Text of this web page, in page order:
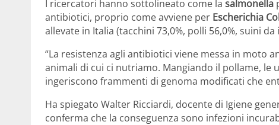
I ricercatori hanno sottolineato come la salmonella
antibiotici, proprio come avviene per Escherichia
allevate in Italia (tacchini 73,0%, polli 56,0%, suini da
“La resistenza agli antibiotici viene messa in moto
animali di cui ci nutriamo. Mangiando il pollame, le
ingeriscono frammenti di genoma modificati che
Ha spiegato Walter Ricciardi, docente di Igiene
conferma che la conseguenza sono infezioni